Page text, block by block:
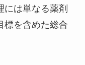
には単なる薬剤
標を含めた総合